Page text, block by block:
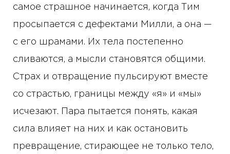
самое страшное начинается, когда Тим
просыпается с дефектами Милли, а она —
с его шрамами. Их тела постепенно
сливаются, а мысли становятся общими.
Страх и отвращение пульсируют вместе
со страстью, границы между «я» и «мы»
исчезают. Пара пытается понять, какая
сила влияет на них и как остановить
превращение, стирающее не только тело,